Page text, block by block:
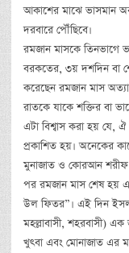
আকাশের মাঝে ভাসমান
দরবারে পৌঁছিবে।
রমজান মাসকে তিনভাগে
বরকতের, ৩য় দশদিন বা
করেছেন রমজান মাস
রাতকে যাকে শক্তির বা
এটা বিশ্বাস করা হয় যে,
প্রকাশিত হয়। অনেকের
মুনাজাত ও কোরআন শরীফ
পর রমজান মাস শেষ হয়
উল ফিতর”। এই দিন
মহল্লাবাসী, শহরবাসী)
খুৎবা এবং মোনাজাত এর